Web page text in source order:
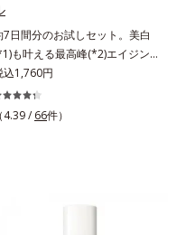
7日間分のお試しセット。美白
も叶える最高峰(*2)エイジング
ア(*3)。ハリも透明感(*4)も結果
義。年齢サイン(*5)の因子に着目
した肌科学エイジングケア(*3)シリ
もに現れる年齢サイン(*5)について
込1,760円
（4.39 / 66件）